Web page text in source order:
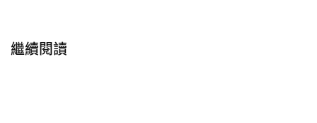
室內設計則延續 Fieg 近年於多間旗艦店推動的高級
繼續閱讀